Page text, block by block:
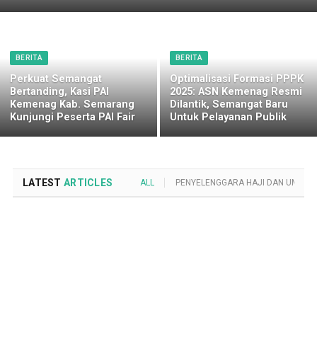
BERITA
Perkuat Semangat
Bertanding, Kasi PAI
Kemenag Kab. Semarang
Kunjungi Peserta PAI Fair
BERITA
Optimalisasi Formasi PPPK
2025: ASN Kemenag Resmi
Dilantik, Semangat Baru
Untuk Pelayanan Publik
LATEST ARTICLES ALL PENYELENGGARA HAJI DAN UMROH